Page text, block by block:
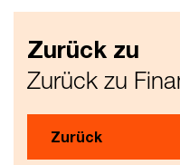
Zurück zu
Zurück zu
Zurück